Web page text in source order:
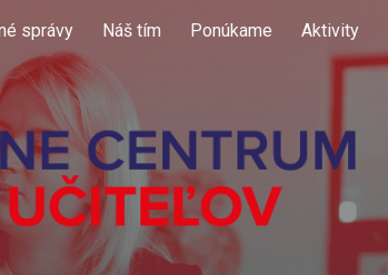
Skip to navigation
správy Náš tím Ponúkame Aktivity